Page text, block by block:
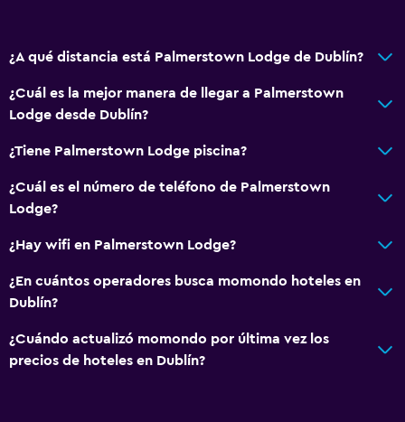
¿A qué distancia está Palmerstown Lodge de Dublín?
¿Cuál es la mejor manera de llegar a Palmerstown
Lodge desde Dublín?
¿Tiene Palmerstown Lodge piscina?
¿Cuál es el número de teléfono de Palmerstown
Lodge?
¿Hay wifi en Palmerstown Lodge?
¿En cuántos operadores busca momondo hoteles en
Dublín?
¿Cuándo actualizó momondo por última vez los
precios de hoteles en Dublín?